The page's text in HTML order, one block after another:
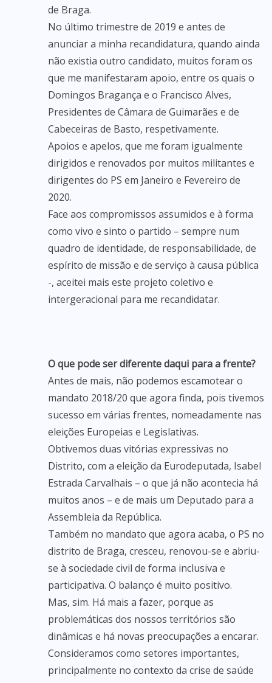
de Braga.
No último trimestre de 2019 e antes de
anunciar a minha recandidatura, quando ainda
não existia outro candidato, muitos foram os
que me manifestaram apoio, entre os quais o
Domingos Bragança e o Francisco Alves,
Presidentes de Câmara de Guimarães e de
Cabeceiras de Basto, respetivamente.
Apoios e apelos, que me foram igualmente
dirigidos e renovados por muitos militantes e
dirigentes do PS em Janeiro e Fevereiro de
2020.
Face aos compromissos assumidos e à forma
como vivo e sinto o partido – sempre num
quadro de identidade, de responsabilidade, de
espírito de missão e de serviço à causa pública
-, aceitei mais este projeto coletivo e
intergeracional para me recandidatar.
O que pode ser diferente daqui para a frente?
Antes de mais, não podemos escamotear o
mandato 2018/20 que agora finda, pois tivemos
sucesso em várias frentes, nomeadamente nas
eleições Europeias e Legislativas.
Obtivemos duas vitórias expressivas no
Distrito, com a eleição da Eurodeputada, Isabel
Estrada Carvalhais – o que já não acontecia há
muitos anos – e de mais um Deputado para a
Assembleia da República.
Também no mandato que agora acaba, o PS no
distrito de Braga, cresceu, renovou-se e abriu-
se à sociedade civil de forma inclusiva e
participativa. O balanço é muito positivo.
Mas, sim. Há mais a fazer, porque as
problemáticas dos nossos territórios são
dinâmicas e há novas preocupações a encarar.
Consideramos como setores importantes,
principalmente no contexto da crise de saúde